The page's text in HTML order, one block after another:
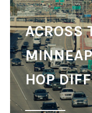
ACROSS
HOP